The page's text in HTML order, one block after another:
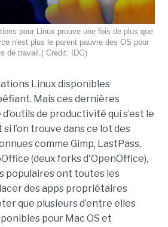
pour Linux prouve une fois de plus que
n'est plus le parent pauvre des OS pour
de travail.( Credit: IDG)
Linux disponibles
Mais ces dernières
d’outils de productivité qui s’est le
l’on trouve dans ce lot des
comme Gimp, LastPass,
(deux forks d'OpenOffice),
populaires ont toutes les
des apps propriétaires
que plusieurs d’entre elles
pour Mac OS et